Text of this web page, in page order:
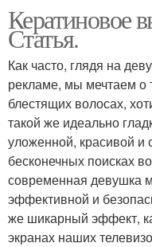
Кератиновое
Статья.
Как часто, глядя на
рекламе, мы мечтаем о
блестящих волосах,
такой же идеально
уложенной, красивой
бесконечных поисках
современная девушка
эффективной и
же шикарный эффект,
экранах наших